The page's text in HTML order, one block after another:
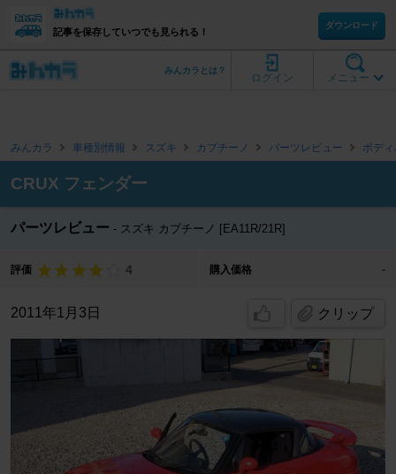
記事を保存していつでも見られる！
ダウンロード
メニュー
ログイン
みんカラとは？
みんカラ 車種別情報 スズキ カプチーノ パーツレビュー ボデ
CRUX フェンダー
パーツレビュー スズキ カプチーノ [EA11R/21R]
評価 4 購入価格 -
2011年1月3日 クリップ